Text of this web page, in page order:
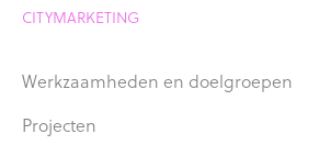
CITYMARKETING
Werkzaamheden en doelgroepen
Projecten